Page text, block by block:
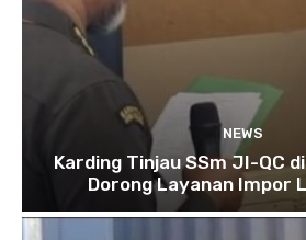
NEWS
Karding Tinjau SSm JI-QC
Dorong Layanan Impor